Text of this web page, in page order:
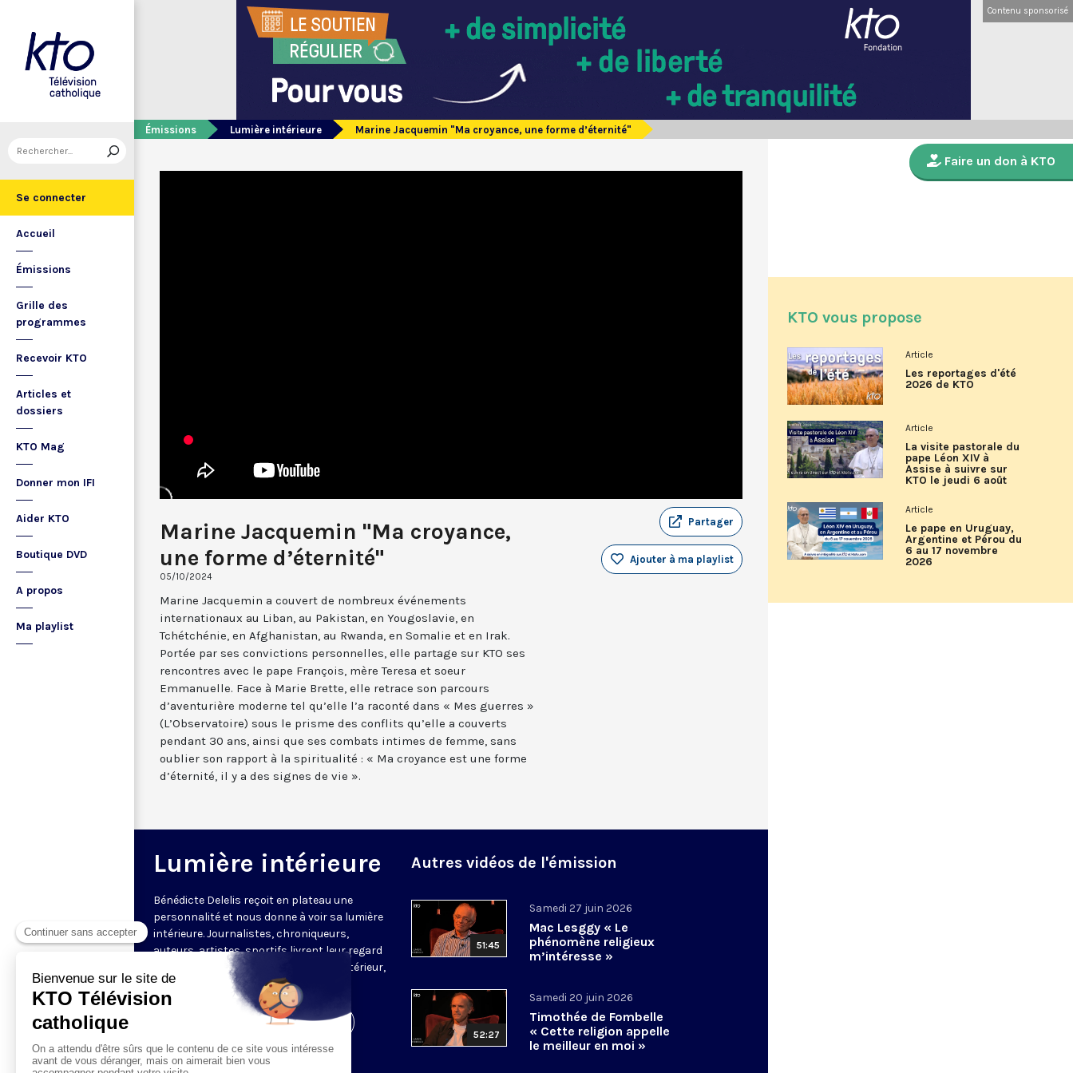
Se connecter
Accueil
Émissions
Grille des
programmes
Recevoir KTO
Articles et
dossiers
KTO Mag
Donner mon IFI
Aider KTO
Boutique DVD
A propos
Ma playlist
Contenu sponsorisé
Émissions Lumière intérieure Marine Jacquemin "Ma croyance, une forme d’éternité"
Marine Jacquemin "Ma croyance,
une forme d’éternité"
05/10/2024
Partager
Ajouter à ma playlist
Marine Jacquemin a couvert de nombreux événements
internationaux au Liban, au Pakistan, en Yougoslavie, en
Tchétchénie, en Afghanistan, au Rwanda, en Somalie et en Irak.
Portée par ses convictions personnelles, elle partage sur KTO ses
rencontres avec le pape François, mère Teresa et soeur
Emmanuelle. Face à Marie Brette, elle retrace son parcours
d’aventurière moderne tel qu’elle l’a raconté dans « Mes guerres »
(L’Observatoire) sous le prisme des conflits qu’elle a couverts
pendant 30 ans, ainsi que ses combats intimes de femme, sans
oublier son rapport à la spiritualité : « Ma croyance est une forme
d’éternité, il y a des signes de vie ».
Lumière intérieure
Bénédicte Delelis reçoit en plateau une
personnalité et nous donne à voir sa lumière
intérieure. Journalistes, chroniqueurs,
auteurs, artistes, sportifs livrent leur regard
sur le monde, sur la vie, leur ressort intérieur,
leur raison de se lever le matin.
Visiter la page de l'émission
Autres vidéos de l'émission
51:45
Samedi 27 juin 2026
Mac Lesggy « Le
phénomène religieux
m’intéresse »
52:27
Samedi 20 juin 2026
Timothée de Fombelle
« Cette religion appelle
le meilleur en moi »
Faire un don à KTO
KTO vous propose
Article
Les reportages d'été
2026 de KTO
Article
La visite pastorale du
pape Léon XIV à
Assise à suivre sur
KTO le jeudi 6 août
Article
Le pape en Uruguay,
Argentine et Pérou du
6 au 17 novembre
2026